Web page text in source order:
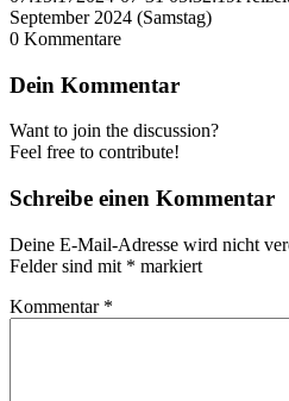
September 2024 (Samstag)
0 Kommentare
Dein Kommentar
Want to join the discussion?
Feel free to contribute!
Schreibe einen Kommentar
Deine E-Mail-Adresse wird nicht
Felder sind mit * markiert
Kommentar *